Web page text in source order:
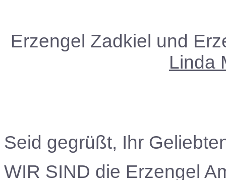
Erzengel Zadkiel und
Linda
Seid gegrüßt, Ihr
WIR SIND die Erzengel